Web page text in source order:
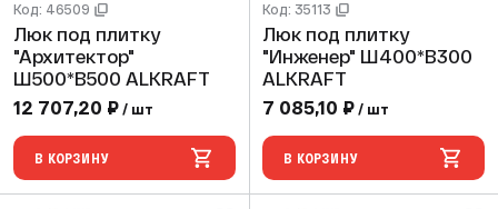
Код: 46509
Люк под плитку
"Архитектор"
Ш500*В500 ALKRAFT
12 707,20 ₽ / шт
В КОРЗИНУ
Код: 35113
Люк под плитку
"Инженер" Ш400*В300
ALKRAFT
7 085,10 ₽ / шт
В КОРЗИНУ